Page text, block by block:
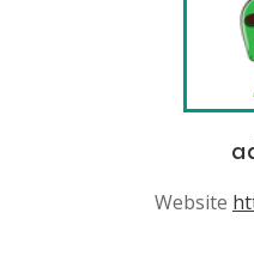
Website